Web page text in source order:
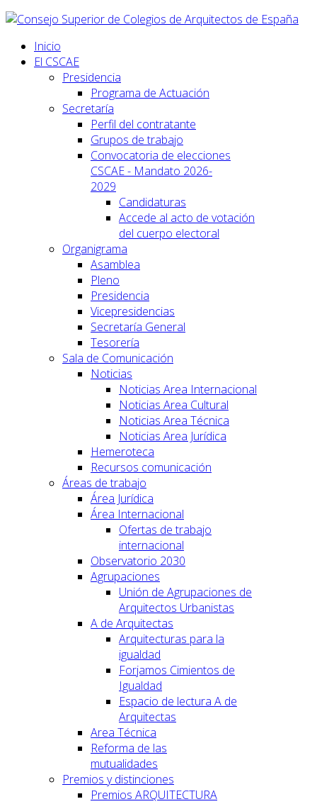
Inicio
El CSCAE
Presidencia
Programa de Actuación
Secretaría
Perfil del contratante
Grupos de trabajo
Convocatoria de elecciones
CSCAE - Mandato 2026-
2029
Candidaturas
Accede al acto de votación
del cuerpo electoral
Organigrama
Asamblea
Pleno
Presidencia
Vicepresidencias
Secretaría General
Tesorería
Sala de Comunicación
Noticias
Noticias Area Internacional
Noticias Area Cultural
Noticias Area Técnica
Noticias Area Jurídica
Hemeroteca
Recursos comunicación
Áreas de trabajo
Área Jurídica
Área Internacional
Ofertas de trabajo
internacional
Observatorio 2030
Agrupaciones
Unión de Agrupaciones de
Arquitectos Urbanistas
A de Arquitectas
Arquitecturas para la
igualdad
Forjamos Cimientos de
Igualdad
Espacio de lectura A de
Arquitectas
Area Técnica
Reforma de las
mutualidades
Premios y distinciones
Premios ARQUITECTURA